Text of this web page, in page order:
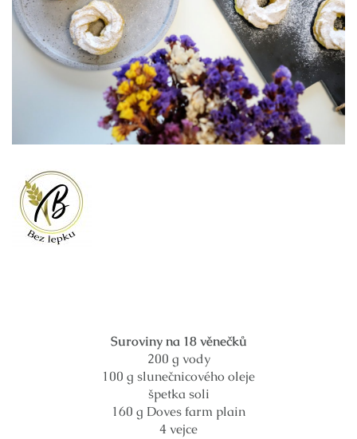
Suroviny na 18 věnečků
200 g vody
100 g slunečnicového oleje
špetka soli
160 g Doves farm plain
4 vejce